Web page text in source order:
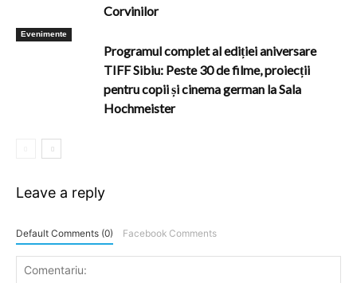
Corvinilor
Evenimente
Programul complet al ediției aniversare
TIFF Sibiu: Peste 30 de filme, proiecții
pentru copii și cinema german la Sala
Hochmeister
Leave a reply
Default Comments (0) Facebook Comments